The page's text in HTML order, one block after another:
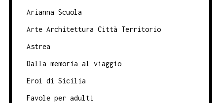
Arianna Scuola
Arte Architettura Città Territorio
Astrea
Dalla memoria al viaggio
Eroi di Sicilia
Favole per adulti